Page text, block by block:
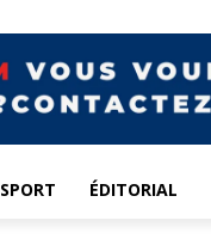
SPORT ÉDITORIAL